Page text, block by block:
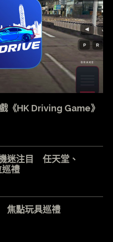
《HK Driving Game》
迷注目 任天堂、
禮
焦點玩具巡禮